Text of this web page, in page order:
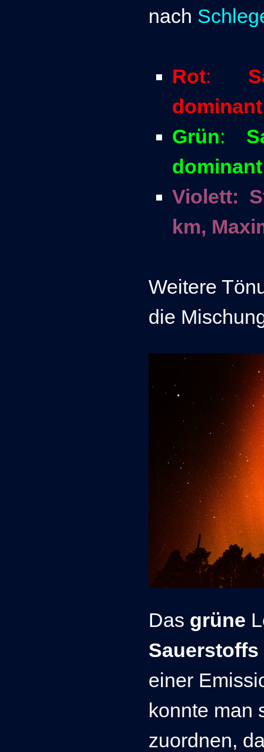
nach
Rot:
Grün:
Violett:
km,
Weitere
die
Das grüne
Sauerstoffs
einer
konnte man
zuordnen,